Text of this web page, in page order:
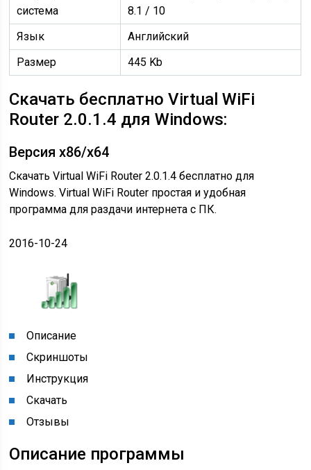
система
8.1 / 10
Язык
Английский
Размер
445 Kb
Скачать бесплатно Virtual WiFi
Router 2.0.1.4 для Windows:
Версия x86/x64
Скачать Virtual WiFi Router 2.0.1.4 бесплатно для
Windows. Virtual WiFi Router простая и удобная
программа для раздачи интернета с ПК.
2016-10-24
Описание
Скриншоты
Инструкция
Скачать
Отзывы
Описание программы